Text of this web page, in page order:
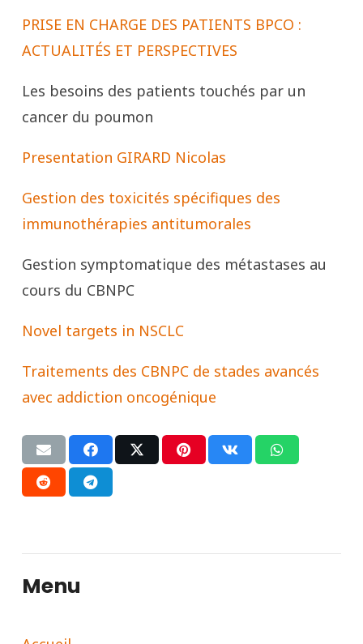
PRISE EN CHARGE DES PATIENTS BPCO :
ACTUALITÉS ET PERSPECTIVES
Les besoins des patients touchés par un
cancer du poumon
Presentation GIRARD Nicolas
Gestion des toxicités spécifiques des
immunothérapies antitumorales
Gestion symptomatique des métastases au
cours du CBNPC
Novel targets in NSCLC
Traitements des CBNPC de stades avancés
avec addiction oncogénique
Menu